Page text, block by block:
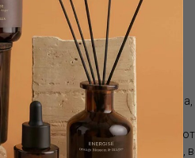
перчатках
эссенций высочайшего
зон.
и изысканные парфюмерные
пылесосов, осушителей,